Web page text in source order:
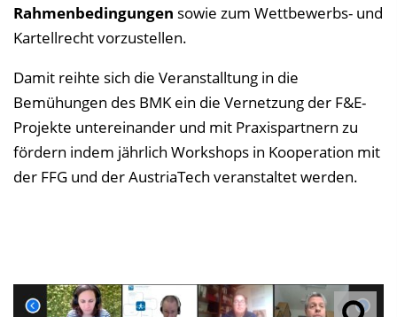
Rahmenbedingungen sowie zum Wettbewerbs- und
Kartellrecht vorzustellen.
Damit reihte sich die Veranstalltung in die
Bemühungen des BMK ein die Vernetzung der F&E-
Projekte untereinander und mit Praxispartnern zu
fördern indem jährlich Workshops in Kooperation mit
der FFG und der AustriaTech veranstaltet werden.